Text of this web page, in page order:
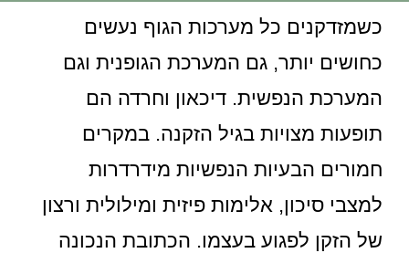
כשמזדקנים כל מערכות הגוף נעשים
כחושים יותר, גם המערכת הגופנית וגם
המערכת הנפשית. דיכאון וחרדה הם
תופעות מצויות בגיל הזקנה. במקרים
חמורים הבעיות הנפשיות מידרדרות
למצבי סיכון, אלימות פיזית ומילולית ורצון
של הזקן לפגוע בעצמו. הכתובת הנכונה